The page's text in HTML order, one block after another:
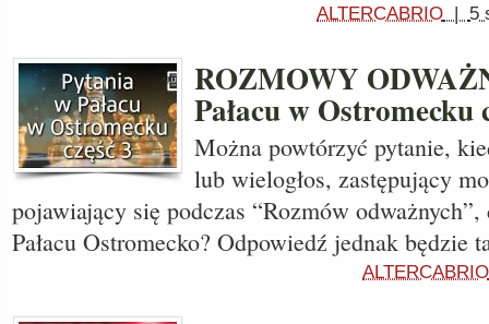
ALTERCABRIO | 5
ROZMOWY
Pałacu w Ostromecku
Można powtórzyć pytanie,
lub wielogłos, zastępujący
pojawiający się podczas “Rozmów
Pałacu Ostromecko? Odpowiedź jednak
ALTERCABRIO